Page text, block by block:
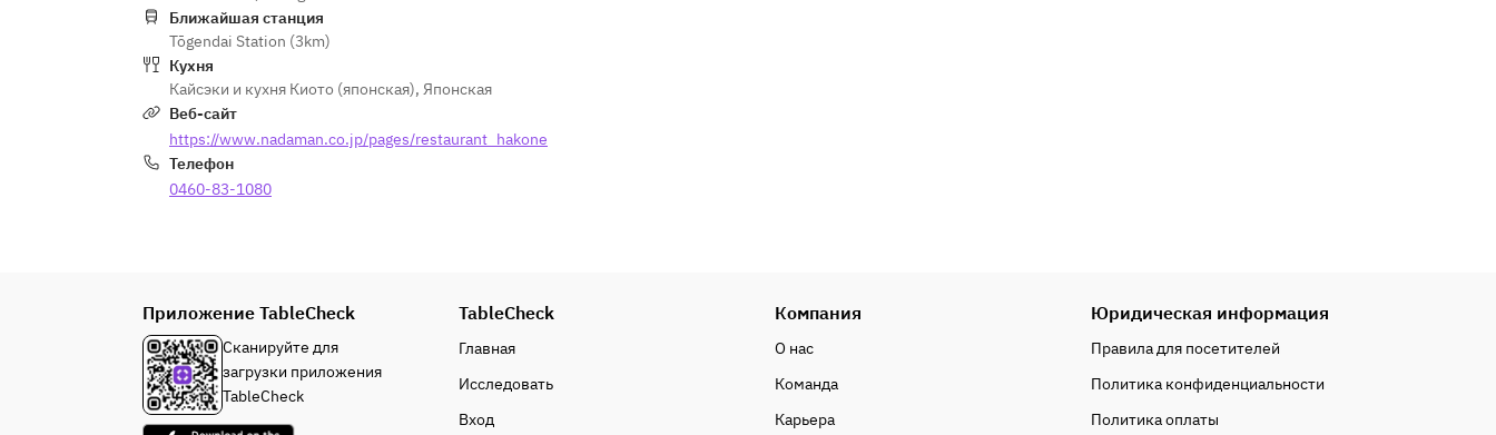
Ближайшая станция
Tōgendai Station (3km)
Кухня
Кайсэки и кухня Киото (японская), Японская
Веб-сайт
https://www.nadaman.co.jp/pages/restaurant_hakone
Телефон
0460-83-1080
Приложение TableCheck
Сканируйте для
загрузки приложения
TableCheck
TableCheck
Главная
Исследовать
Вход
Компания
О нас
Команда
Карьера
Юридическая информация
Правила для посетителей
Политика конфиденциальности
Политика оплаты